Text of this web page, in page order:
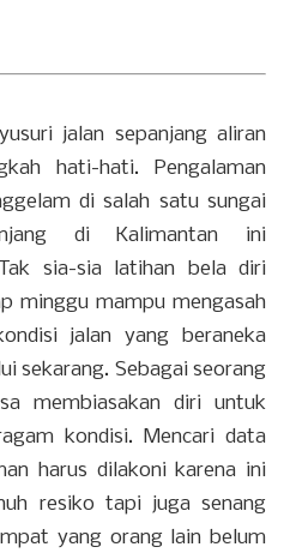
jalan sepanjang aliran
hati-hati. Pengalaman
di salah satu sungai
di Kalimantan ini
sia-sia latihan bela diri
minggu mampu mengasah
jalan yang beraneka
sekarang. Sebagai seorang
membiasakan diri untuk
kondisi. Mencari data
harus dilakoni karena ini
resiko tapi juga senang
yang orang lain belum